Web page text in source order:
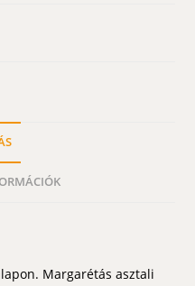
Margarétás asztali